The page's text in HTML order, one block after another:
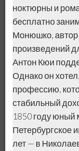
ноктюрны и
бесплатно
Монюшко, автор
произведений
Антон Кюи
Однако он
профессию,
стабильный
1850 году юный
Петербургское
лет — в